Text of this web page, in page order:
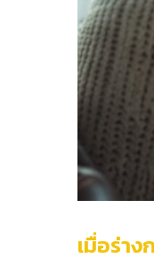
เมื่อร่า